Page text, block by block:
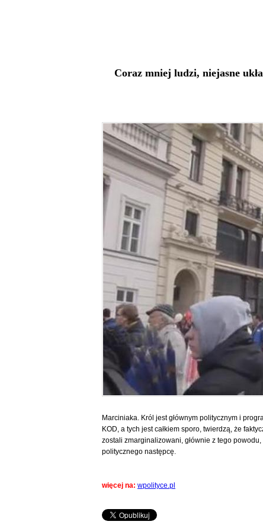
Coraz mniej ludzi, niejasne
Marciniaka. Król jest głównym politycznym i
KOD, a tych jest całkiem sporo, twierdzą, że
zostali zmarginalizowani, głównie z tego
politycznego następcę.
więcej na: wpolityce.pl